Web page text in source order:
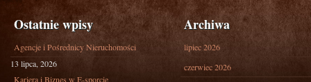
Ostatnie wpisy
Agencje i Pośrednicy Nieruchomości
13 lipca, 2026
Kariera i Biznes w E-sporcie
Archiwa
lipiec 2026
czerwiec 2026